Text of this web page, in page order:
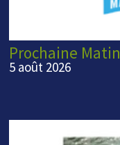
Prochaine
5 août 2026